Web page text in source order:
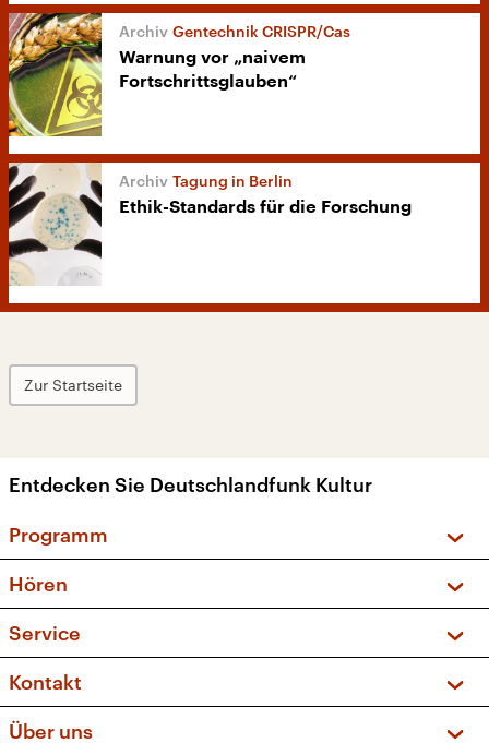
Gentechnik CRISPR/Cas
Warnung vor „naivem
Fortschrittsglauben“
Tagung in Berlin
Ethik-Standards für die Forschung
Zur Startseite
Entdecken Sie Deutschlandfunk Kultur
Programm
Sendungen und Podcasts
Musikliste
Kakadu – Das Kinderprogramm
Hören
Frequenzen (UKW + DAB+)
Service
FAQ
Apps
Kontakt
Über uns